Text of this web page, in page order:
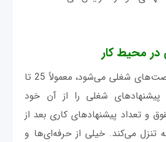
در محیط کار
وقتی صحبت از فرصت‌های شغلی می‌شود، معمولاً 25 تا
پیشنهادهای شغلی را از آن خود
و تعداد پیشنهادهای کاری بعد از
تنزل می‌کند. خیلی از حرفه‌ای‌ها و